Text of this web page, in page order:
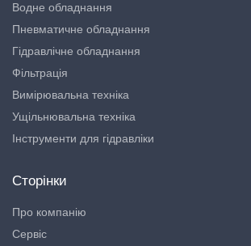
Водне обладнання
Пневматичне обладнання
Гідравлічне обладнання
Фільтрація
Вимірювальна техніка
Ущільнювальна техніка
Інструменти для гідравліки
Сторінки
Про компанію
Сервіс